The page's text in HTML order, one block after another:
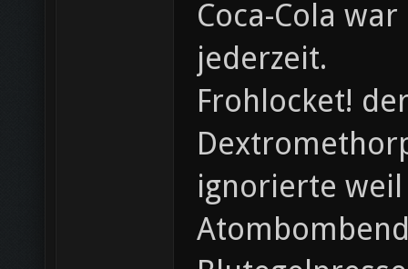
Coca-Cola
jederzeit.
Frohlocket!
ignorierte